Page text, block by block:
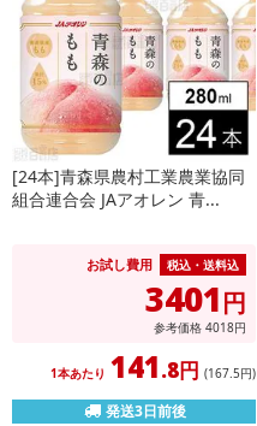
[24本]青森県農村工業農業協同
組合連合会 JAアオレン 青...
お試し費用 税込・送料込
3401円
参考価格 4018円
1本あたり 141.8円 (167.5円)
発送3日前後